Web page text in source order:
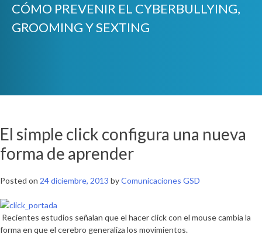
CÓMO PREVENIR EL CYBERBULLYING,
GROOMING Y SEXTING
El simple click configura una nueva
forma de aprender
Posted on 24 diciembre, 2013 byComunicaciones GSD
Recientes estudios señalan que el hacer click con el mouse cambia la
forma en que el cerebro generaliza los movimientos.